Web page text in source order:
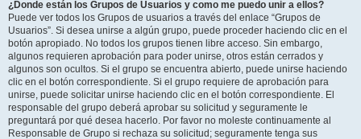
¿Donde están los Grupos de Usuarios y como me puedo unir a ellos?
Puede ver todos los Grupos de usuarios a través del enlace “Grupos de
Usuarios”. Si desea unirse a algún grupo, puede proceder haciendo clic en el
botón apropiado. No todos los grupos tienen libre acceso. Sin embargo,
algunos requieren aprobación para poder unirse, otros están cerrados y
algunos son ocultos. Si el grupo se encuentra abierto, puede unirse haciendo
clic en el botón correspondiente. Si el grupo requiere de aprobación para
unirse, puede solicitar unirse haciendo clic en el botón correspondiente. El
responsable del grupo deberá aprobar su solicitud y seguramente le
preguntará por qué desea hacerlo. Por favor no moleste continuamente al
Responsable de Grupo si rechaza su solicitud; seguramente tenga sus